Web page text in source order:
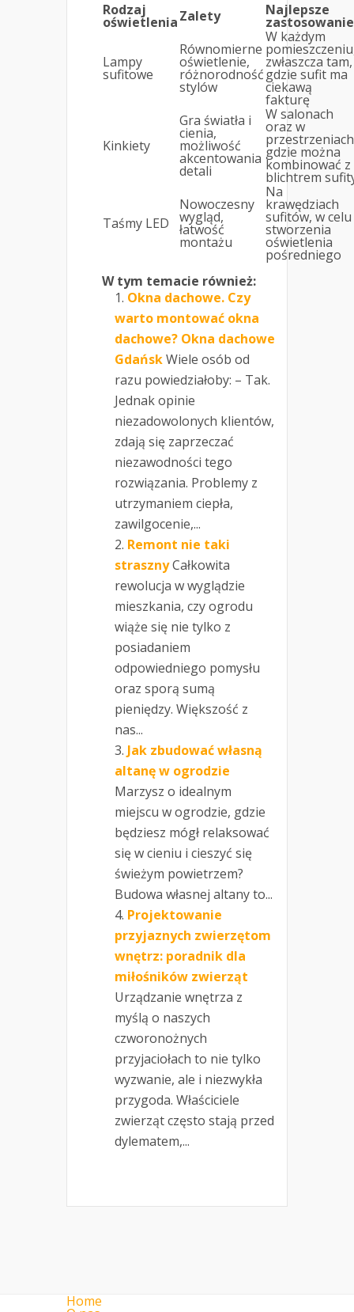
Rodzaj
oświetleniaZalety Najlepsze
zastosowanie
Lampy
sufitowe
Równomierne
oświetlenie,
różnorodność
stylów
W każdym
zwłaszcza tam,
gdzie sufit ma
ciekawą
fakturę
Kinkiety
Gra światła i
cienia,
możliwość
akcentowania
detali
W salonach
oraz w
gdzie można
kombinować z
blichtrem
Taśmy LED
Nowoczesny
wygląd,
łatwość
montażu
Na
krawędziach
sufitów, w celu
stworzenia
oświetlenia
pośredniego
W tym temacie również:
Okna dachowe. Czy
warto montować okna
dachowe? Okna dachowe
GdańskWiele osób od
razu powiedziałoby: – Tak.
Jednak opinie
niezadowolonych klientów,
zdają się zaprzeczać
niezawodności tego
rozwiązania. Problemy z
utrzymaniem ciepła,
zawilgocenie,...
Remont nie taki
strasznyCałkowita
rewolucja w wyglądzie
mieszkania, czy ogrodu
wiąże się nie tylko z
posiadaniem
odpowiedniego pomysłu
oraz sporą sumą
pieniędzy. Większość z
nas...
Jak zbudować własną
altanę w ogrodzie
Marzysz o idealnym
miejscu w ogrodzie, gdzie
będziesz mógł relaksować
się w cieniu i cieszyć się
świeżym powietrzem?
Budowa własnej altany to...
Projektowanie
przyjaznych zwierzętom
wnętrz: poradnik dla
miłośników zwierząt
Urządzanie wnętrza z
myślą o naszych
czworonożnych
przyjaciołach to nie tylko
wyzwanie, ale i niezwykła
przygoda. Właściciele
zwierząt często stają przed
dylematem,...
Home